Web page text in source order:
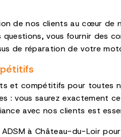
de nos clients au cœur de
vous fournir des
de réparation de votre
et compétitifs pour toutes
: vous saurez exactement
avec nos clients est
à Château-du-Loir